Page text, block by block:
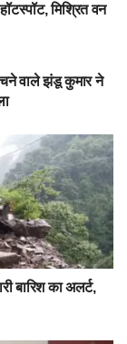
मिश्रित वन
वाले झंडू कुमार ने
बारिश का अलर्ट,